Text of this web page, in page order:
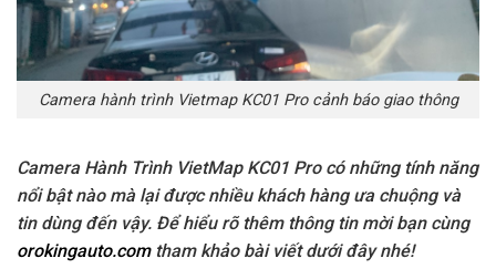
Camera hành trình Vietmap KC01 Pro cảnh báo giao thông
Camera Hành Trình VietMap KC01 Pro có những tính năng
nổi bật nào mà lại được nhiều khách hàng ưa chuộng và
tin dùng đến vậy. Để hiểu rõ thêm thông tin mời bạn cùng
orokingauto.comtham khảo bài viết dưới đây nhé!